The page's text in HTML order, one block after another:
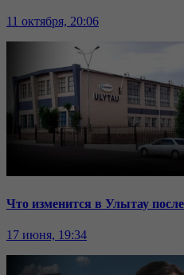
11 октября, 20:06
Что изменится в Улытау
17 июня, 19:34